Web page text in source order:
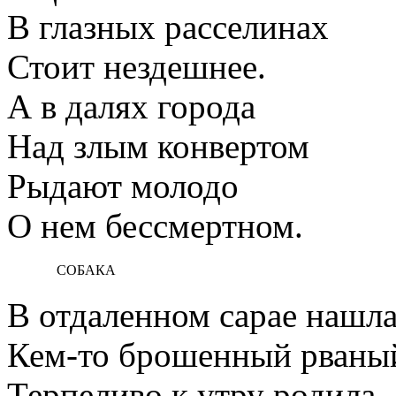
В глазных расселинах
Стоит нездешнее.
А в далях города
Над злым конвертом
Рыдают молодо
О нем бессмертном.
СОБАКА
В отдаленном сарае
Кем-то брошенный